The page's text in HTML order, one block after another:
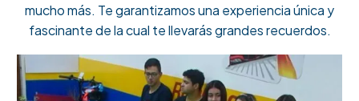
mucho más. Te garantizamos una experiencia única y
fascinante de la cual te llevarás grandes recuerdos.